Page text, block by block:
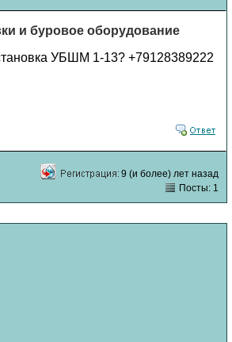
и буровое оборудование
УБШМ 1-13? +79128389222
9 (и более) лет назад
Посты: 1